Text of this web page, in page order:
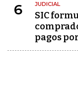
6 JUDICIAL
SIC
pagos